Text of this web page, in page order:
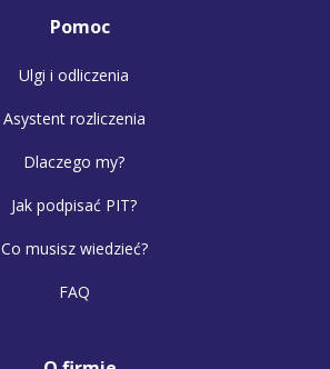
Pomoc
Ulgi i odliczenia
Asystent rozliczenia
Dlaczego my?
Jak podpisać PIT?
Co musisz wiedzieć?
FAQ